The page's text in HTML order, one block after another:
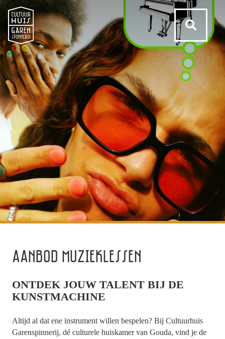
AANBOD MUZIEKLESSEN
ONTDEK JOUW TALENT BIJ DE
KUNSTMACHINE
Altijd al dat ene instrument willen bespelen? Bij Cultuurhuis
Garenspinnerij, dé culturele huiskamer van Gouda, vind je de